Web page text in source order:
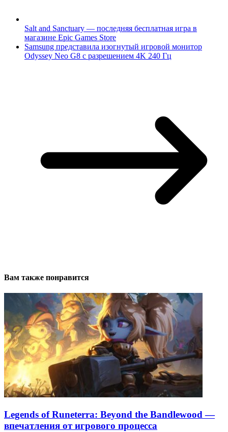
Salt and Sanctuary — последняя бесплатная игра в
магазине Epic Games Store
Samsung представила изогнутый игровой монитор
Odyssey Neo G8 с разрешением 4K 240 Гц
Вам также понравится
Legends of Runeterra: Beyond the Bandlewood —
впечатления от игрового процесса